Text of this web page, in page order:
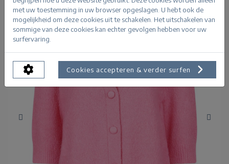
met uw toestemming in uw browser opgeslagen. U hebt ook de
mogelijkheid om deze cookies uit te schakelen. Het uitschakelen van
sommige van deze cookies kan echter gevolgen hebben voor uw
surfervaring.
Cookies accepteren & verder surfen